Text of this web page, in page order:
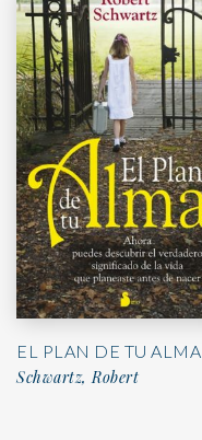
EL PLAN DE TU ALMA
Schwartz, Robert